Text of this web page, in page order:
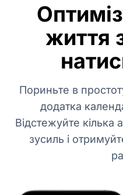
життя
Пориньте в
додатка
Відстежуйте кілька
зусиль і